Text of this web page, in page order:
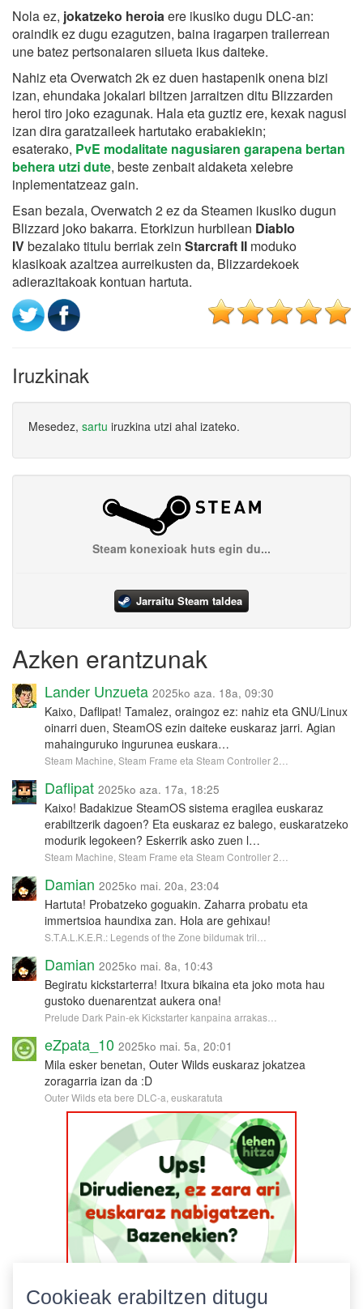
Nola ez, jokatzeko heroia ere ikusiko dugu DLC-an:
oraindik ez dugu ezagutzen, baina iragarpen trailerrean
une batez pertsonaiaren silueta ikus daiteke.
Nahiz eta Overwatch 2k ez duen hastapenik onena bizi
izan, ehundaka jokalari biltzen jarraitzen ditu Blizzarden
heroi tiro joko ezagunak. Hala eta guztiz ere, kexak nagusi
izan dira garatzaileek hartutako erabakiekin;
esaterako, PvE modalitate nagusiaren garapena bertan
behera utzi dute, beste zenbait aldaketa xelebre
inplementatzeaz gain.
Esan bezala, Overwatch 2 ez da Steamen ikusiko dugun
Blizzard joko bakarra. Etorkizun hurbilean Diablo
IVbezalako titulu berriak zein Starcraft II moduko
klasikoak azaltzea aurreikusten da, Blizzardekoek
adierazitakoak kontuan hartuta.
Iruzkinak
Mesedez, sartu iruzkina utzi ahal izateko.
Steam konexioak huts egin du...
Jarraitu Steam taldea
Azken erantzunak
Lander Unzueta 2025ko aza. 18a, 09:30
Kaixo, Daflipat! Tamalez, oraingoz ez: nahiz eta GNU/Linux
oinarri duen, SteamOS ezin daiteke euskaraz jarri. Agian
mahainguruko ingurunea euskara…
Steam Machine, Steam Frame eta Steam Controller 2…
Daflipat 2025ko aza. 17a, 18:25
Kaixo! Badakizue SteamOS sistema eragilea euskaraz
erabiltzerik dagoen? Eta euskaraz ez balego, euskaratzeko
modurik legokeen? Eskerrik asko zuen l…
Steam Machine, Steam Frame eta Steam Controller 2…
Damian 2025ko mai. 20a, 23:04
Hartuta! Probatzeko goguakin. Zaharra probatu eta
immertsioa haundixa zan. Hola are gehixau!
S.T.A.L.K.E.R.: Legends of the Zone bildumak tril…
Damian 2025ko mai. 8a, 10:43
Begiratu kickstarterra! Itxura bikaina eta joko mota hau
gustoko duenarentzat aukera ona!
Prelude Dark Pain-ek Kickstarter kanpaina arrakas…
eZpata_10 2025ko mai. 5a, 20:01
Mila esker benetan, Outer Wilds euskaraz jokatzea
zoragarria izan da :D
Outer Wilds eta bere DLC-a, euskaratuta
Cookieak erabiltzen ditugu